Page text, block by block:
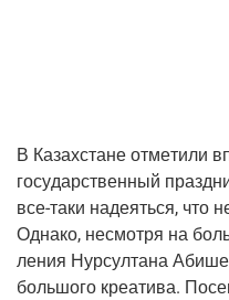
В Казах­стане отме­ти­ли
госу­дар­ствен­ный
все-таки наде­ять­ся, что
Одна­ко, несмот­ря на
ле­ния Нур­сул­та­на
боль­шо­го кре­а­ти­ва.